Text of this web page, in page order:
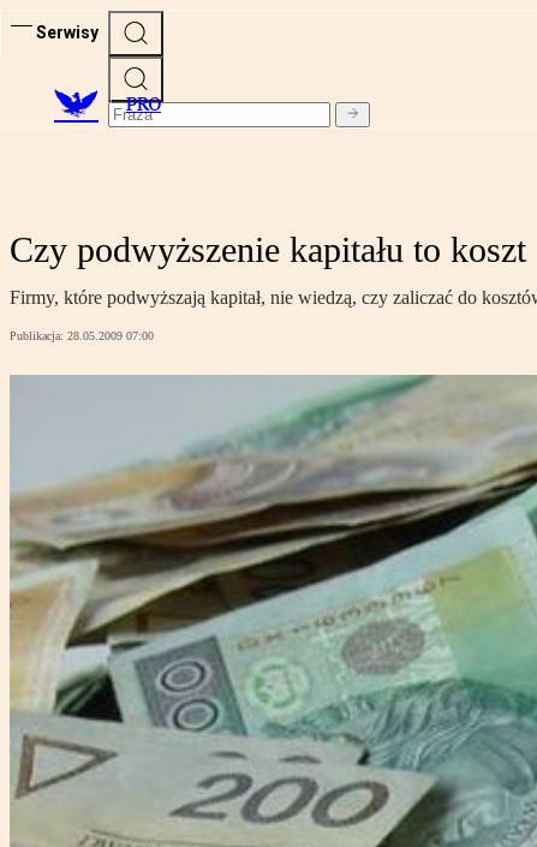
Serwisy
PRO
Czy podwyższenie kapitału to koszt
Firmy, które podwyższają kapitał, nie wiedzą, czy zaliczać do
Publikacja: 28.05.2009 07:00